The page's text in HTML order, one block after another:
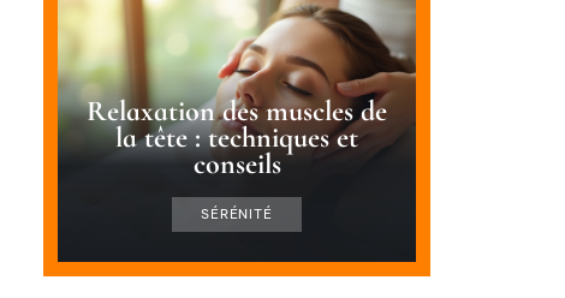
Relaxation des muscles de
la tête : techniques et
conseils
SÉRÉNITÉ